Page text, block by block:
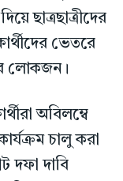
ছাত্রছাত্রীদের
ভেতরে
লোকজন।
অবিলম্বে
চালু করা
দফা দাবি